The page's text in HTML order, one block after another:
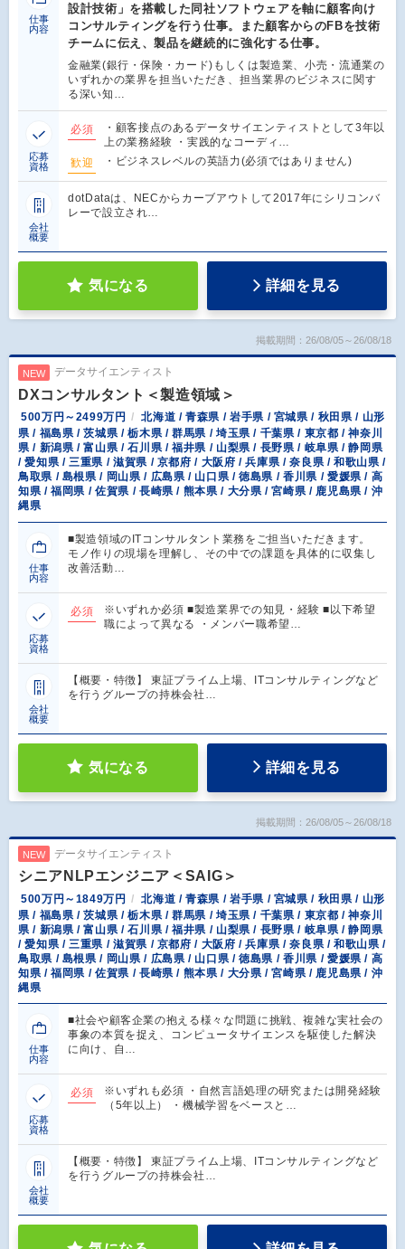
仕事
内容
設計技術」を搭載した同社ソフトウェアを軸に顧客向け
コンサルティングを行う仕事。また顧客からのFBを技術
チームに伝え、製品を継続的に強化する仕事。
金融業(銀行・保険・カード)もしくは製造業、小売・流通業の
いずれかの業界を担当いただき、担当業界のビジネスに関す
る深い知…
応募
資格
必須
・顧客接点のあるデータサイエンティストとして3年以
上の業務経験 ・実践的なコーディ…
歓迎
・ビジネスレベルの英語力(必須ではありません)
会社
概要
dotDataは、NECからカーブアウトして2017年にシリコンバ
レーで設立され…
気になる 詳細を見る
掲載期間：26/08/05～26/08/18
NEW データサイエンティスト
DXコンサルタント＜製造領域＞
500万円～2499万円
北海道 / 青森県 / 岩手県 / 宮城県 / 秋田県 / 山形
県 / 福島県 / 茨城県 / 栃木県 / 群馬県 / 埼玉県 / 千葉県 / 東京都 / 神奈川
県 / 新潟県 / 富山県 / 石川県 / 福井県 / 山梨県 / 長野県 / 岐阜県 / 静岡県
/ 愛知県 / 三重県 / 滋賀県 / 京都府 / 大阪府 / 兵庫県 / 奈良県 / 和歌山県 /
鳥取県 / 島根県 / 岡山県 / 広島県 / 山口県 / 徳島県 / 香川県 / 愛媛県 / 高
知県 / 福岡県 / 佐賀県 / 長崎県 / 熊本県 / 大分県 / 宮崎県 / 鹿児島県 / 沖
縄県
仕事
内容
■製造領域のITコンサルタント業務をご担当いただきます。
モノ作りの現場を理解し、その中での課題を具体的に収集し
改善活動…
応募
資格
必須
※いずれか必須 ■製造業界での知見・経験 ■以下希望
職によって異なる ・メンバー職希望…
会社
概要
【概要・特徴】 東証プライム上場、ITコンサルティングなど
を行うグループの持株会社…
気になる 詳細を見る
掲載期間：26/08/05～26/08/18
NEW データサイエンティスト
シニアNLPエンジニア＜SAIG＞
500万円～1849万円
北海道 / 青森県 / 岩手県 / 宮城県 / 秋田県 / 山形
県 / 福島県 / 茨城県 / 栃木県 / 群馬県 / 埼玉県 / 千葉県 / 東京都 / 神奈川
県 / 新潟県 / 富山県 / 石川県 / 福井県 / 山梨県 / 長野県 / 岐阜県 / 静岡県
/ 愛知県 / 三重県 / 滋賀県 / 京都府 / 大阪府 / 兵庫県 / 奈良県 / 和歌山県 /
鳥取県 / 島根県 / 岡山県 / 広島県 / 山口県 / 徳島県 / 香川県 / 愛媛県 / 高
知県 / 福岡県 / 佐賀県 / 長崎県 / 熊本県 / 大分県 / 宮崎県 / 鹿児島県 / 沖
縄県
仕事
内容
■社会や顧客企業の抱える様々な問題に挑戦、複雑な実社会の
事象の本質を捉え、コンピュータサイエンスを駆使した解決
に向け、自…
応募
資格
必須
※いずれも必須 ・自然言語処理の研究または開発経験
（5年以上） ・機械学習をベースと…
会社
概要
【概要・特徴】 東証プライム上場、ITコンサルティングなど
を行うグループの持株会社…